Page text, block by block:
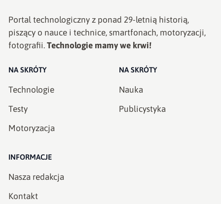
Portal technologiczny z ponad 29-letnią historią,
piszący o nauce i technice, smartfonach, motoryzacji,
fotografii. Technologie mamy we krwi!
NA SKRÓTY
Technologie
Testy
Motoryzacja
NA SKRÓTY
Nauka
Publicystyka
INFORMACJE
Nasza redakcja
Kontakt